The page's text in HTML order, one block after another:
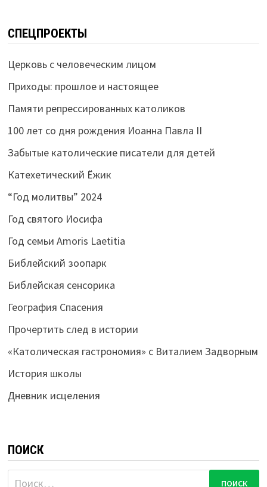
СПЕЦПРОЕКТЫ
Церковь с человеческим лицом
Приходы: прошлое и настоящее
Памяти репрессированных католиков
100 лет со дня рождения Иоанна Павла II
Забытые католические писатели для детей
Катехетический Ёжик
“Год молитвы” 2024
Год святого Иосифа
Год семьи Amoris Laetitia
Библейский зоопарк
Библейская сенсорика
География Спасения
Прочертить след в истории
«Католическая гастрономия» с Виталием Задворным
История школы
Дневник исцеления
ПОИСК
Найти: